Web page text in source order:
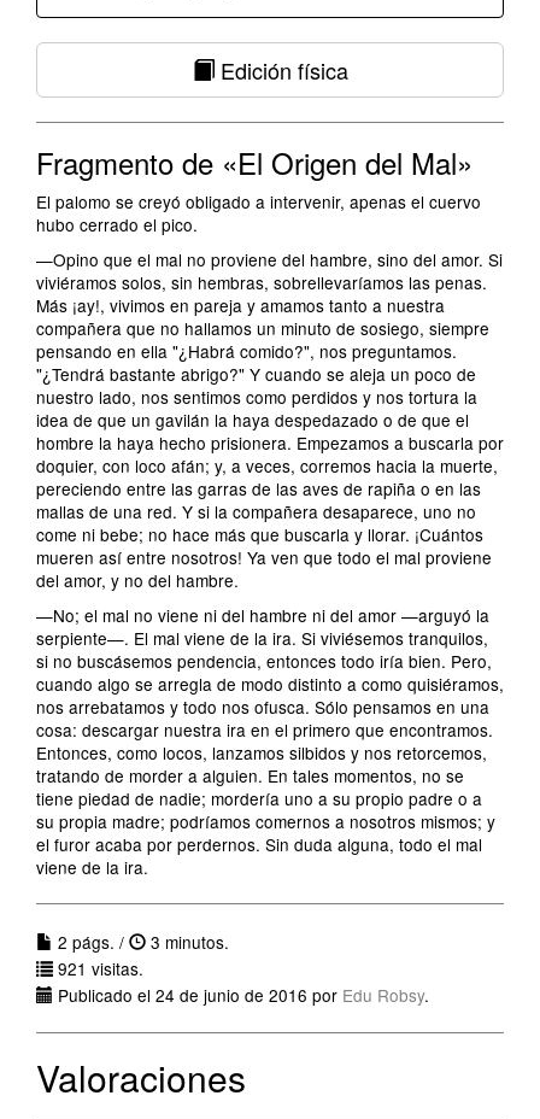
Edición física
Fragmento de «El Origen del Mal»
El palomo se creyó obligado a intervenir, apenas el cuervo
hubo cerrado el pico.
—Opino que el mal no proviene del hambre, sino del amor. Si
viviéramos solos, sin hembras, sobrellevaríamos las penas.
Más ¡ay!, vivimos en pareja y amamos tanto a nuestra
compañera que no hallamos un minuto de sosiego, siempre
pensando en ella "¿Habrá comido?", nos preguntamos.
"¿Tendrá bastante abrigo?" Y cuando se aleja un poco de
nuestro lado, nos sentimos como perdidos y nos tortura la
idea de que un gavilán la haya despedazado o de que el
hombre la haya hecho prisionera. Empezamos a buscarla por
doquier, con loco afán; y, a veces, corremos hacia la muerte,
pereciendo entre las garras de las aves de rapiña o en las
mallas de una red. Y si la compañera desaparece, uno no
come ni bebe; no hace más que buscarla y llorar. ¡Cuántos
mueren así entre nosotros! Ya ven que todo el mal proviene
del amor, y no del hambre.
—No; el mal no viene ni del hambre ni del amor —arguyó la
serpiente—. El mal viene de la ira. Si viviésemos tranquilos,
si no buscásemos pendencia, entonces todo iría bien. Pero,
cuando algo se arregla de modo distinto a como quisiéramos,
nos arrebatamos y todo nos ofusca. Sólo pensamos en una
cosa: descargar nuestra ira en el primero que encontramos.
Entonces, como locos, lanzamos silbidos y nos retorcemos,
tratando de morder a alguien. En tales momentos, no se
tiene piedad de nadie; mordería uno a su propio padre o a
su propia madre; podríamos comernos a nosotros mismos; y
el furor acaba por perdernos. Sin duda alguna, todo el mal
viene de la ira.
2 págs. /
3 minutos.
921 visitas.
Publicado el 24 de junio de 2016 por Edu Robsy.
Valoraciones